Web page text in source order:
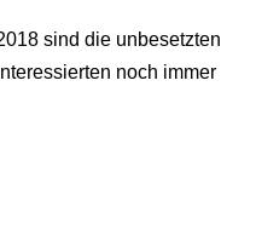
sind die unbesetzten
noch immer